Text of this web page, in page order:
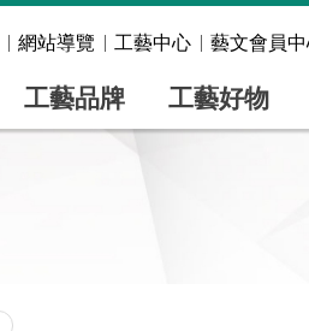
網站導覽 工藝中心 藝文會員
工藝品牌 工藝好物